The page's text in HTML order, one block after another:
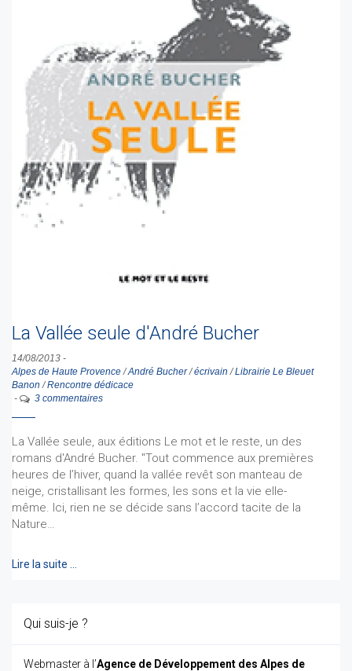
La Vallée seule d'André Bucher
14/08/2013 -
Alpes de Haute Provence /André Bucher/écrivain /Librairie Le Bleuet
Banon /Rencontre dédicace
-
3 commentaires
La Vallée seule, aux éditions Le mot et le reste, un des
romans d'André Bucher. "Tout commence aux premières
heures de l’hiver, quand la vallée revêt son manteau de
neige, cristallisant les formes, les sons et la vie elle-
même. Ici, rien ne se décide sans l’accord tacite de la
Nature…
Lire la suite …
Qui suis-je ?
Webmaster à l’Agence de Développement des Alpes de